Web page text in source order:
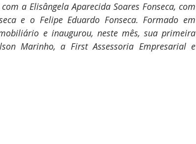
a Elisângela Aparecida Soares Fonseca, com
e o Felipe Eduardo Fonseca. Formado em
e inaugurou, neste mês, sua primeira
Marinho, a First Assessoria Empresarial e